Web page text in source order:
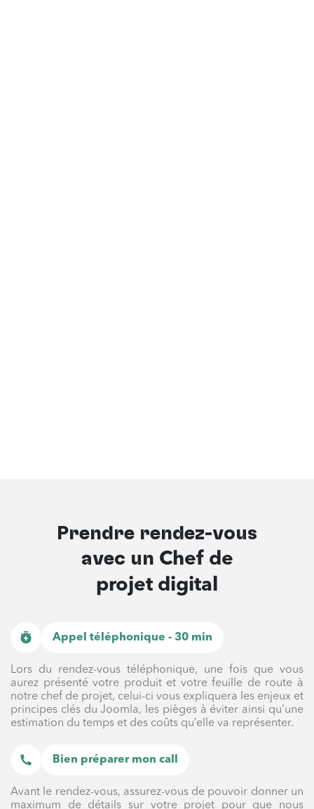
Prendre rendez-vous
avec un Chef de
projet digital
Appel téléphonique - 30 min
Lors du rendez-vous téléphonique, une fois que vous
aurez présenté votre produit et votre feuille de route à
notre chef de projet, celui-ci vous expliquera les enjeux et
principes clés du Joomla, les pièges à éviter ainsi qu’une
estimation du temps et des coûts qu’elle va représenter.
Bien préparer mon call
Avant le rendez-vous, assurez-vous de pouvoir donner un
maximum de détails sur votre projet pour que nous